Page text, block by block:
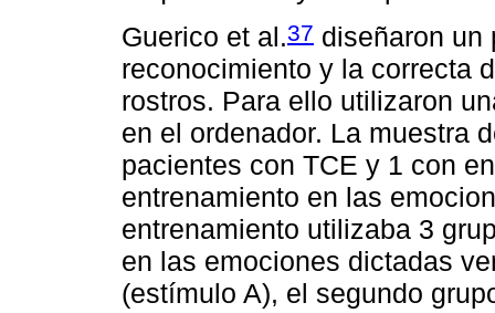
Guerico et al.37 diseñaron un
reconocimiento y la correcta
rostros. Para ello utilizaron
en el ordenador. La muestra
pacientes con TCE y 1 con
entrenamiento en las
entrenamiento utilizaba 3
en las emociones dictadas
(estímulo A), el segundo